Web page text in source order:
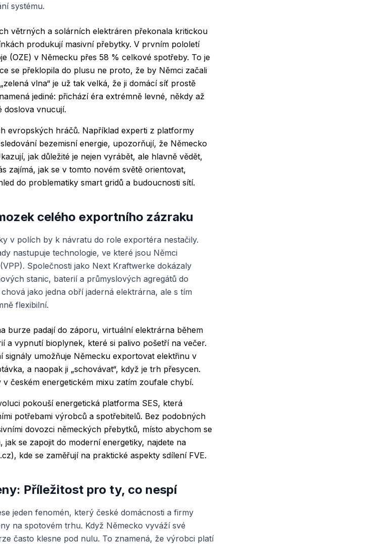
systému.
větrných a solárních elektráren překonala kritickou
produkují masivní přebytky. V prvním pololetí
(OZE) v Německu přes 58 % celkové spotřeby. To je
se překlopila do plusu ne proto, že by Němci začali
vlna“ je už tak velká, že ji domácí síť prostě
jediné: přichází éra extrémně levné, někdy až
doslova vnucují.
evropských hráčů. Například experti z platformy
bezemisní energie, upozorňují, že Německo
jak důležité je nejen vyrábět, ale hlavně vědět,
zajímá, jak se v tomto novém světě orientovat,
do problematiky smart gridů a budoucnosti sítí.
celého exportního zázraku
v polích by k návratu do role exportéra nestačily.
nastupuje technologie, ve které jsou Němci
Společnosti jako Next Kraftwerke dokázaly
stanic, baterií a průmyslových agregátů do
jako jedna obří jaderná elektrárna, ale s tím
flexibilní.
burze padají do záporu, virtuální elektrárna během
a vypnutí bioplynek, které si palivo pošetří na večer.
umožňuje Německu exportovat elektřinu v
a naopak ji „schovávat“, když je trh přesycen.
českém energetickém mixu zatím zoufale chybí.
pokouší energetická platforma SES, která
potřebami výrobců a spotřebitelů. Bez podobných
dovozci německých přebytků, místo abychom se
se zapojit do moderní energetiky, najdete na
kde se zaměřují na praktické aspekty sdílení FVE.
Příležitost pro ty, co nespí
jeden fenomén, který české domácnosti a firmy
na spotovém trhu. Když Německo vyváží své
často klesne pod nulu. To znamená, že výrobci platí